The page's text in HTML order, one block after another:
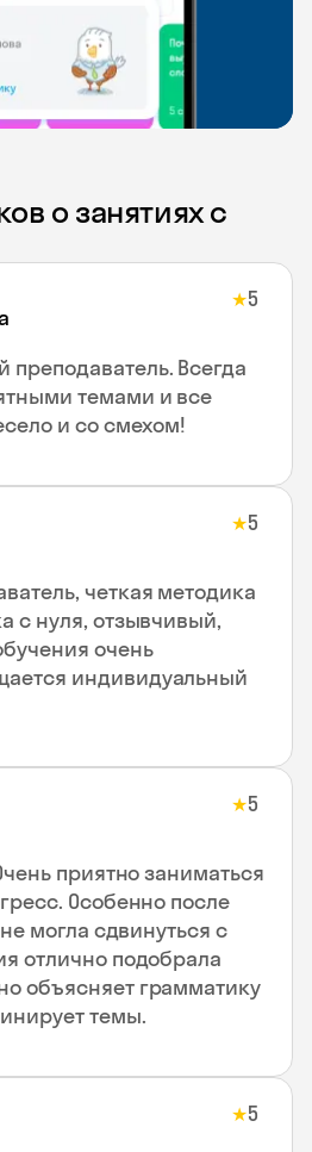
о занятиях с
★5
Всегда
темами и все
и со смехом!
★5
четкая методика
с нуля, отзывчивый,
очень
индивидуальный
★5
приятно заниматься
Особенно после
могла сдвинуться с
отлично подобрала
объясняет грамматику
темы.
★5